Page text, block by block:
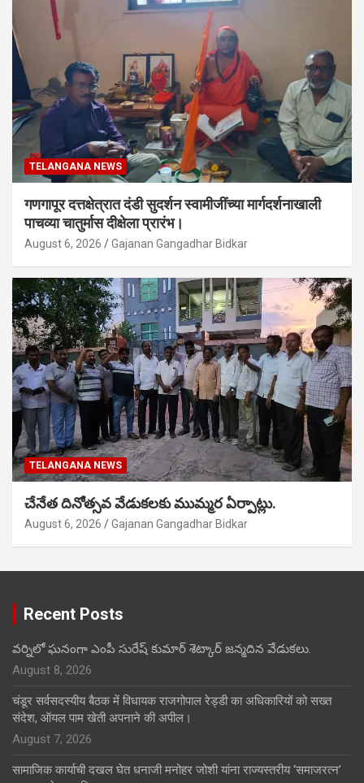
TELANGANA NEWS
गणगापूर दत्तक्षेत्रात दंडी सुदर्शन स्वामीजींच्या मार्गदर्शनाखाली
पाचव्या चातुर्मास दीक्षेला प्रारंभ।
August 6, 2026 Gajanan Gangadhar Bidkar
TELANGANA NEWS
చేనేత దినోత్సవ వేడుకలకు ముమ్మర ఏర్పాట్లు.
August 6, 2026 Gajanan Gangadhar Bidkar
Recent Posts
వర్నిలో ఘనంగా ఎంపీ సురేష్ కుమార్ శెట్కార్ జన్మదిన వేడుకలు.
August 8, 2026
चंडूर सर्वसदस्यीय बैठक में विधायक राजगोपाल रेड्डी का अधिकारियों को सख्त
संदेश, ऑयल पाम खेती अपनाने की अपील।
August 7, 2026
सामाजिक कार्याची दखल घेत धनाजी मनोहर जोशी यांना राज्यस्तरीय ‘समाजरत्न’